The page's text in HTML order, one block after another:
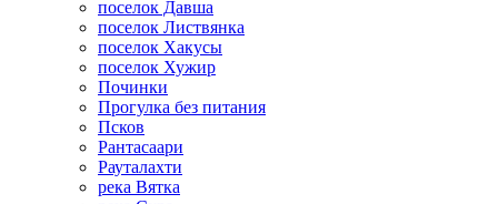
поселок Давша
поселок Листвянка
поселок Хакусы
поселок Хужир
Починки
Прогулка без питания
Псков
Рантасаари
Рауталахти
река Вятка